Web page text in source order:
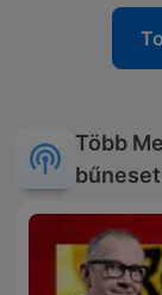
Több